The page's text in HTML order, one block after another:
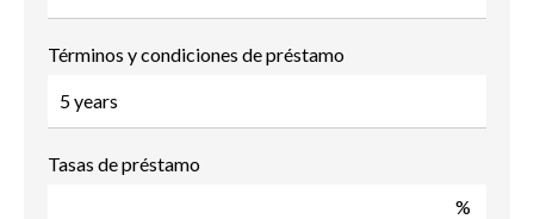
Términos y condiciones de préstamo
Tasas de préstamo
%